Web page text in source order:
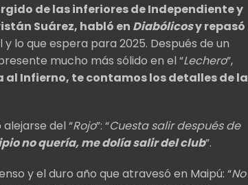
de las inferiores de Independiente y
Suárez, habló en Diabólicosy repasó
lo que espera para 2025. Después de un
mucho más sólido en el “Lechero”,
al Infierno, te contamos los detalles de la
del “Rojo”: “Cuesta salir después de
no quería, me dolía salir del club”.
y el duro año que atravesó en Maipú: “No